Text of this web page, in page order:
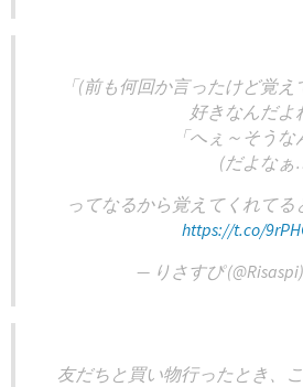
「(前も何回か言ったけど覚
好きなんだよ
「へぇ～そうな
(だよな
ってなるから覚えてくれて
https://t.co/
— りさすぴ (@Risaspi)
友だちと買い物行ったとき、